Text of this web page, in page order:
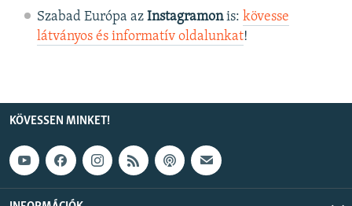
Szabad Európa az Instagramonis: kövesse
látványos és informatív oldalunkat! ​
KÖVESSEN MINKET!